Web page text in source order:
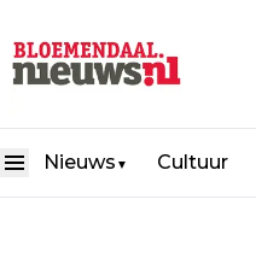
Nieuws ▼ Cultuur